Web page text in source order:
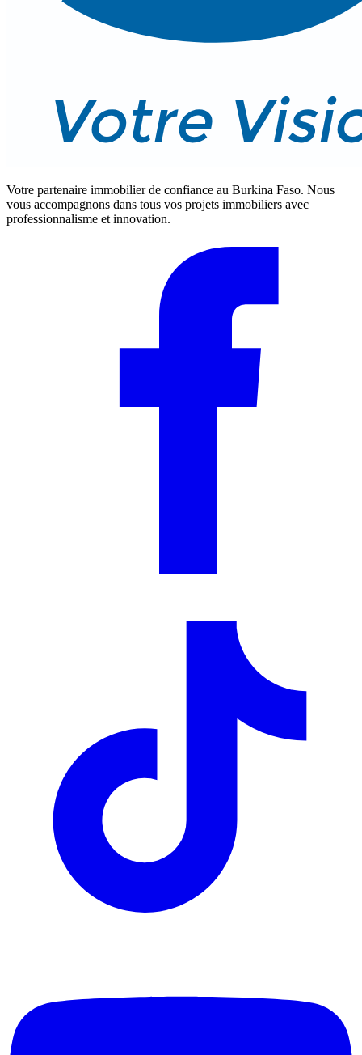
Votre partenaire immobilier de confiance au Burkina Faso. Nous
vous accompagnons dans tous vos projets immobiliers avec
professionnalisme et innovation.